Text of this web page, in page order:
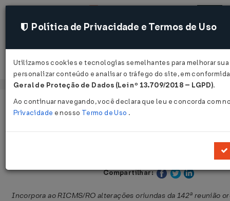
Acessar
Página Inicial Legislações Legislação Estadual - Rondônia
Decreto nº 16.404 de 15/12/2011
Compartilhar:
Incorpora ao RICMS/RO alterações oriundas da 142ª reunião
Política de Privacidade e Termos de Uso
Utilizamos cookies e tecnologias semelhantes para melhorar
personalizar conteúdo e analisar o tráfego do site, em
Geral de Proteção de Dados (Lei nº 13.709/2018 – LGPD).
Ao continuar navegando, você declara que leu e concorda com
Privacidade e nosso Termo de Uso .